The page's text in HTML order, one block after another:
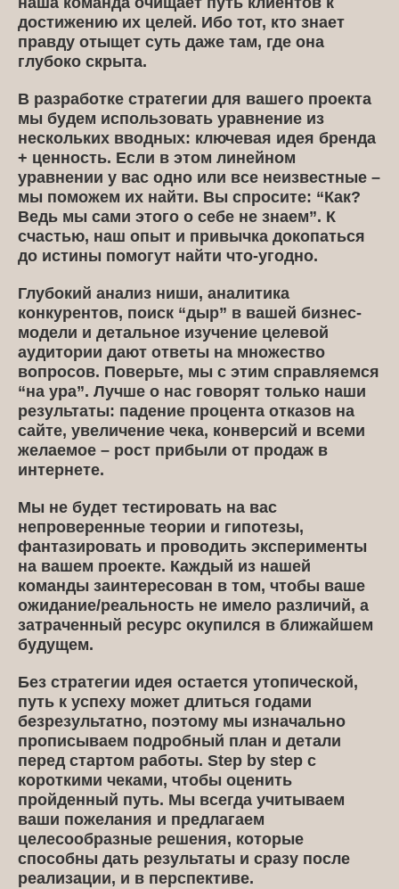
достижению их целей. Ибо тот, кто знает
правду отыщет суть даже там, где она
глубоко скрыта.
В разработке стратегии для вашего проекта
мы будем использовать уравнение из
нескольких вводных: ключевая идея бренда
+ ценность. Если в этом линейном
уравнении у вас одно или все неизвестные –
мы поможем их найти. Вы спросите: “Как?
Ведь мы сами этого о себе не знаем”. К
счастью, наш опыт и привычка докопаться
до истины помогут найти что-угодно.
Глубокий анализ ниши, аналитика
конкурентов, поиск “дыр” в вашей бизнес-
модели и детальное изучение целевой
аудитории дают ответы на множество
вопросов. Поверьте, мы с этим справляемся
“на ура”. Лучше о нас говорят только наши
результаты: падение процента отказов на
сайте, увеличение чека, конверсий и всеми
желаемое – рост прибыли от продаж в
интернете.
Мы не будет тестировать на вас
непроверенные теории и гипотезы,
фантазировать и проводить эксперименты
на вашем проекте. Каждый из нашей
команды заинтересован в том, чтобы ваше
ожидание/реальность не имело различий, а
затраченный ресурс окупился в ближайшем
будущем.
Без стратегии идея остается утопической,
путь к успеху может длиться годами
безрезультатно, поэтому мы изначально
прописываем подробный план и детали
перед стартом работы. Step by step c
короткими чеками, чтобы оценить
пройденный путь. Мы всегда учитываем
ваши пожелания и предлагаем
целесообразные решения, которые
способны дать результаты и сразу после
реализации, и в перспективе.